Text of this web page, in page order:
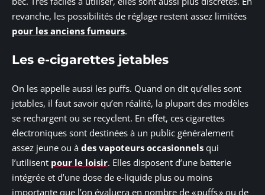
revanche, les possibilités de réglage restent assez limitées
pour les anciens fumeurs.
Les e-cigarettes jetables
On les appelle aussi les puffs. Quand on dit qu’elles sont
jetables, il faut savoir qu’en réalité, la plupart des modèles
se rechargent ou se recyclent. En effet, ces cigarettes
électroniques sont destinées à un public généralement
assez jeune ou à des vapoteurs occasionnels qui
l’utilisent pour le loisir. Elles disposent d’une batterie
intégrée et d’une dose de e-liquide plus ou moins
importante que l’on évaluera en nombre de « puffs » ou de